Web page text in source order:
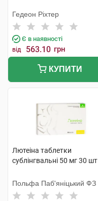
Гедеон Ріхтер
Є в наявності
від 563.10 грн
КУПИТИ
Лютеіна таблетки
сублінгвальні 50 мг 30 шт
Польфа Паб'яніцький ФЗ